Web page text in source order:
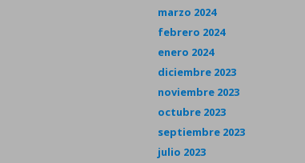
marzo 2024
febrero 2024
enero 2024
diciembre 2023
noviembre 2023
octubre 2023
septiembre 2023
julio 2023